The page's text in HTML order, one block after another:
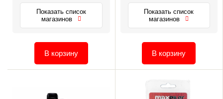
Показать список
магазинов
В корзину
Показать список
магазинов
В корзину